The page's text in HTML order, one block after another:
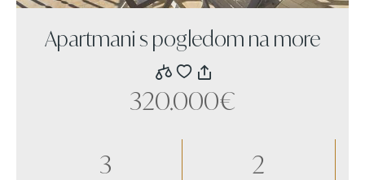
Apartmani s pogledom na more
320.000€
3 2